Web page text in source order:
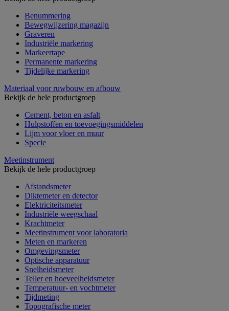
Benummering
Bewegwijzering magazijn
Graveren
Industriële markering
Markeertape
Permanente markering
Tijdelijke markering
Materiaal voor ruwbouw en afbouw
Bekijk de hele productgroep
Cement, beton en asfalt
Hulpstoffen en toevoegingsmiddelen
Lijm voor vloer en muur
Specie
Meetinstrument
Bekijk de hele productgroep
Afstandsmeter
Diktemeter en detector
Elektriciteitsmeter
Industriële weegschaal
Krachtmeter
Meetinstrument voor laboratoria
Meten en markeren
Omgevingsmeter
Optische apparatuur
Snelheidsmeter
Teller en hoeveelheidsmeter
Temperatuur- en vochtmeter
Tijdmeting
Topografische meter